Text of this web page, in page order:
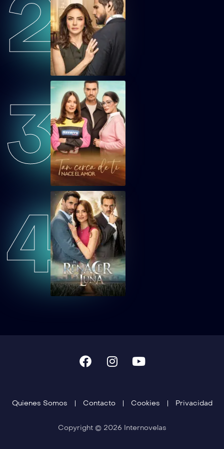
GDMVEP42
Guardián de mi Vida Capítulo 42
GDMVEP43
Guardián de mi Vida Capítulo 43
GDMVEP44
Guardián de mi Vida Capítulo 44
GDMVEP45
Guardián de mi Vida Capítulo 45
GDMVEP46
Guardián de mi Vida Capítulo 46
2
3
4
Quienes Somos Contacto Cookies Privacidad
Copyright © 2026 Internovelas